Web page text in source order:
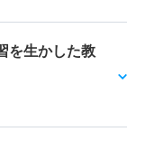
を生かした教